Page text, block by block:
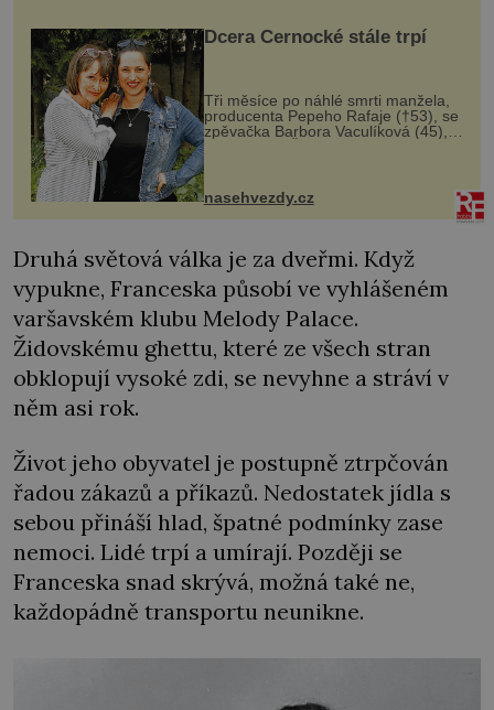
Dcera Černocké stále trpí
Tři měsíce po náhlé smrti manžela,
producenta Pepeho Rafaje (†53), se
zpěvačka Barbora Vaculíková (45),
dcera Petry Černocké (75), poprvé
ozvala veřejnosti. Na sociální síti
sdílela, že se snaží fung...
nasehvezdy.cz
Druhá světová válka je za dveřmi. Když
vypukne, Franceska působí ve vyhlášeném
varšavském klubu Melody Palace.
Židovskému ghettu, které ze všech stran
obklopují vysoké zdi, se nevyhne a stráví v
něm asi rok.
Život jeho obyvatel je postupně ztrpčován
řadou zákazů a příkazů. Nedostatek jídla s
sebou přináší hlad, špatné podmínky zase
nemoci. Lidé trpí a umírají. Později se
Franceska snad skrývá, možná také ne,
každopádně transportu neunikne.